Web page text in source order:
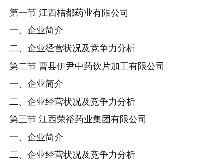
第一节 江西桔都药业有限公司
一、企业简介
二、企业经营状况及竞争力分析
第二节 曹县伊尹中药饮片加工有限公司
一、企业简介
二、企业经营状况及竞争力分析
第三节 江西荣裕药业集团有限公司
一、企业简介
二、企业经营状况及竞争力分析